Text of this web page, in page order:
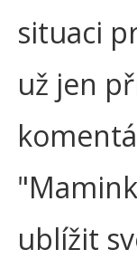
situaci
už jen
ublížit